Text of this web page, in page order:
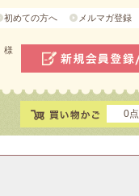
初めての方へ メルマガ登録
様
0点